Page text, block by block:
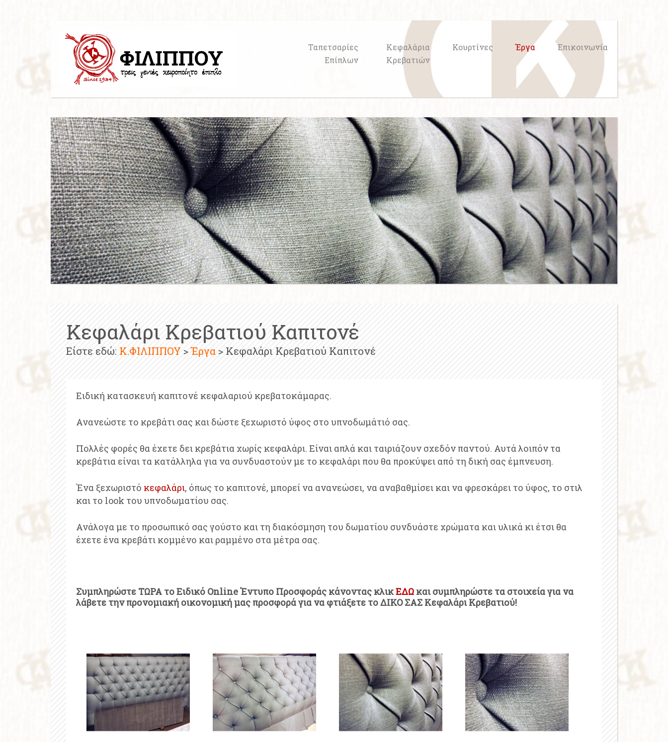
Επικοινωνία
Έργα
Κουρτίνες
Κεφαλάρια
Κρεβατιών
Ταπετσαρίες
Επίπλων
Κεφαλάρι Κρεβατιού Καπιτονέ
Είστε εδώ: Κ.ΦΙΛΙΠΠΟΥ >Έργα> Κεφαλάρι Κρεβατιού Καπιτονέ
Ειδική κατασκευή καπιτονέ κεφαλαριού κρεβατοκάμαρας.
Ανανεώστε το κρεβάτι σας και δώστε ξεχωριστό ύφος στο υπνοδωμάτιό σας.
Πολλές φορές θα έχετε δει κρεβάτια χωρίς κεφαλάρι. Είναι απλά και ταιριάζουν σχεδόν παντού. Αυτά λοιπόν τα
κρεβάτια είναι τα κατάλληλα για να συνδυαστούν με το κεφαλάρι που θα προκύψει από τη δική σας έμπνευση.
Ένα ξεχωριστό κεφαλάρι, όπως το καπιτονέ, μπορεί να ανανεώσει, να αναβαθμίσει και να φρεσκάρει το ύφος, το στιλ
και το look του υπνοδωματίου σας.
Ανάλογα με το προσωπικό σας γούστο και τη διακόσμηση του δωματίου συνδυάστε χρώματα και υλικά κι έτσι θα
έχετε ένα κρεβάτι κομμένο και ραμμένο στα μέτρα σας.
Συμπληρώστε ΤΩΡΑ τοΕιδικό Online Έντυπο Προσφοράς κάνοντας κλικΕΔΩ και συμπληρώστε τα στοιχεία για να
λάβετε την προνομιακή οικονομική μας προσφορά για να φτιάξετε το ΔΙΚΟ ΣΑΣ Κεφαλάρι Κρεβατιού!